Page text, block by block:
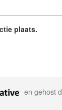
plaats.
en gehost